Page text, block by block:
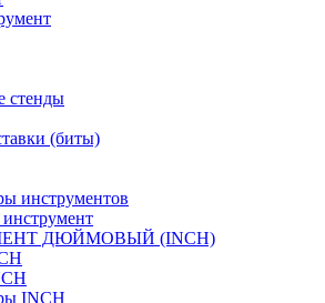
стенды
(биты)
инструментов
ДЮЙМОВЫЙ (INCH)
INCH